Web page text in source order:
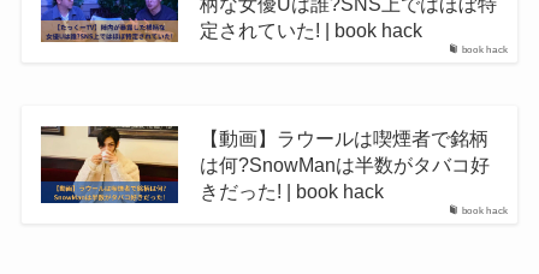
book hack
定されていた! | book hack
book hack
【動画】ラウールは喫煙者で銘柄
は何?SnowManは半数がタバコ好
きだった! | book hack